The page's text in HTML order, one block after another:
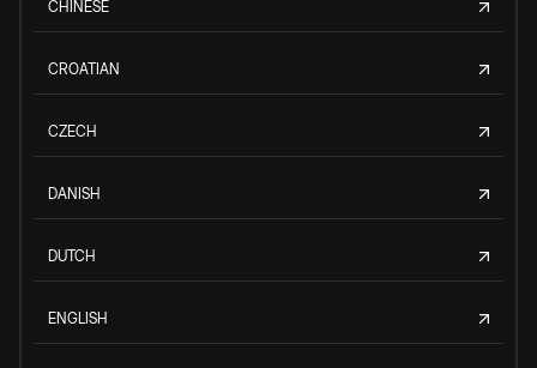
CHINESE
CROATIAN
CZECH
DANISH
DUTCH
ENGLISH